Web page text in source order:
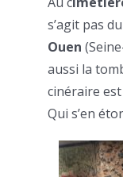
s’agit pas
Ouen
aussi la
cinéraire
Qui s’en